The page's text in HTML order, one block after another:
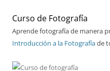
Curso de Fotografía
Aprende fotografía de manera
Introducción a la Fotografíade